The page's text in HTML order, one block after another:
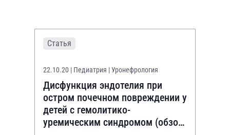
Статья
22.10.20 | Педиатрия | Уронефрология
Дисфункция эндотелия при
остром почечном повреждении у
детей с гемолитико-
уремическим синдромом (обзор